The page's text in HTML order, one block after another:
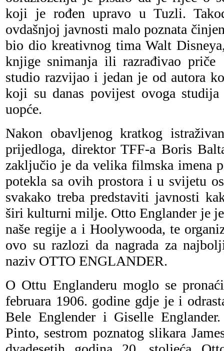
koji je rođen upravo u Tuzli.
ovdašnjoj javnosti malo poznata
bio dio kreativnog tima Walt
knjige snimanja ili razrađivao priče
studio razvijao i jedan je od autora
koji su danas povijest ovoga
uopće.
Nakon obavljenog kratkog
prijedloga, direktor TFF-a Boris
zaključio je da velika filmska imena
potekla sa ovih prostora i u svijetu
svakako treba predstaviti javnosti
širi kulturni milje. Otto Englander je
naše regije a i Hoolywooda, te
ovo su razlozi da nagrada za
naziv OTTO ENGLANDER.
O Ottu Englanderu moglo se
februara 1906. godine gdje je i
Bele Englender i Giselle
Pinto, sestrom poznatog slikara